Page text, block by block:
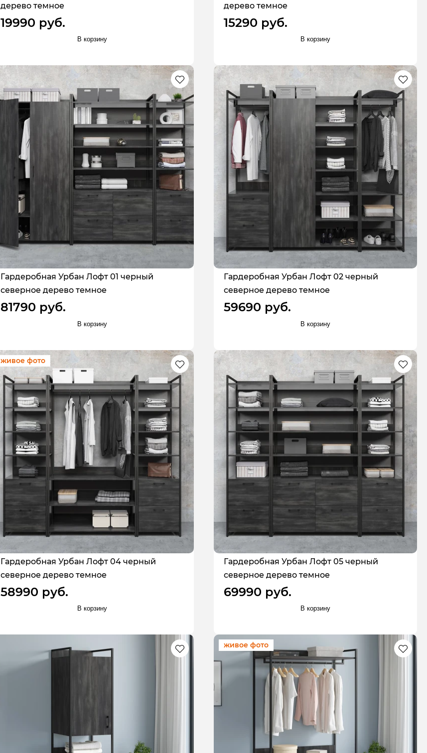
дерево темное
19990 руб.
В корзину
дерево темное
15290 руб.
В корзину
Гардеробная Урбан Лофт 01 черный
северное дерево темное
81790 руб.
В корзину
Гардеробная Урбан Лофт 02 черный
северное дерево темное
59690 руб.
В корзину
живое фото
Гардеробная Урбан Лофт 04 черный
северное дерево темное
58990 руб.
В корзину
Гардеробная Урбан Лофт 05 черный
северное дерево темное
69990 руб.
В корзину
живое фото